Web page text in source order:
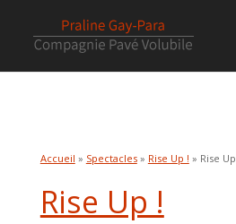
Accueil » Spectacles» Rise Up ! » Rise Up
Rise Up !